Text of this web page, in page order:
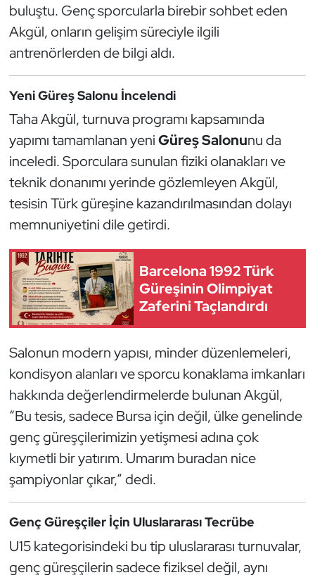
buluştu. Genç sporcularla birebir sohbet eden
Akgül, onların gelişim süreciyle ilgili
antrenörlerden de bilgi aldı.
Yeni Güreş Salonu İncelendi
Taha Akgül, turnuva programı kapsamında
yapımı tamamlanan yeniGüreş Salonunu da
inceledi. Sporculara sunulan fiziki olanakları ve
teknik donanımı yerinde gözlemleyen Akgül,
tesisin Türk güreşine kazandırılmasından dolayı
memnuniyetini dile getirdi.
Barcelona 1992 Türk
Güreşinin Olimpiyat
Zaferini Taçlandırdı
Salonun modern yapısı, minder düzenlemeleri,
kondisyon alanları ve sporcu konaklama imkanları
hakkında değerlendirmelerde bulunan Akgül,
“Bu tesis, sadece Bursa için değil, ülke genelinde
genç güreşçilerimizin yetişmesi adına çok
kıymetli bir yatırım. Umarım buradan nice
şampiyonlar çıkar,” dedi.
Genç Güreşçiler İçin Uluslararası Tecrübe
U15 kategorisindeki bu tip uluslararası turnuvalar,
genç güreşçilerin sadece fiziksel değil, aynı
Masa Tenisi
Modern Pentatlon
Motor Sporları
Muay Thai
Okçuluk
Optimist
Oryantiring
Özel Sporcular
Paralimpik
Satranç
Su Topu
Sualtı Sporları
Tekvando
Tenis
Triatlon